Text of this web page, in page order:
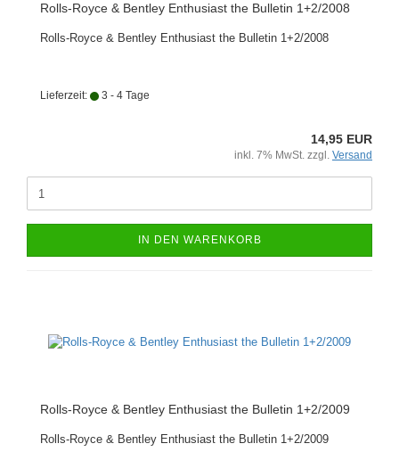
Rolls-Royce & Bentley Enthusiast the Bulletin 1+2/2008
Rolls-Royce & Bentley Enthusiast the Bulletin 1+2/2008
Lieferzeit: 3 - 4 Tage
14,95 EUR
inkl. 7% MwSt. zzgl. Versand
IN DEN WARENKORB
Rolls-Royce & Bentley Enthusiast the Bulletin 1+2/2009
Rolls-Royce & Bentley Enthusiast the Bulletin 1+2/2009